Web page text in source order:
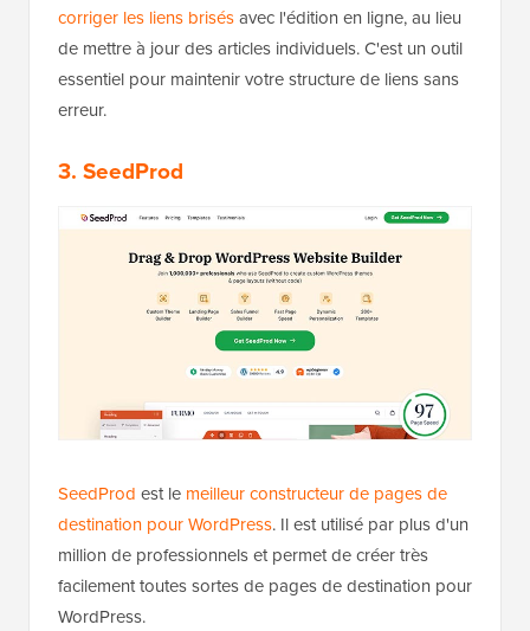
corriger les liens brisésavec l'édition en ligne, au lieu
de mettre à jour des articles individuels. C'est un outil
essentiel pour maintenir votre structure de liens sans
erreur.
3. SeedProd
SeedProd est le meilleur constructeur de pages de
destination pour WordPress. Il est utilisé par plus d'un
million de professionnels et permet de créer très
facilement toutes sortes de pages de destination pour
WordPress.